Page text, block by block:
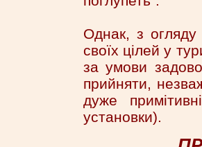
Однак, з
своїх цілей у
за умови
прийняти,
дуже
установки).